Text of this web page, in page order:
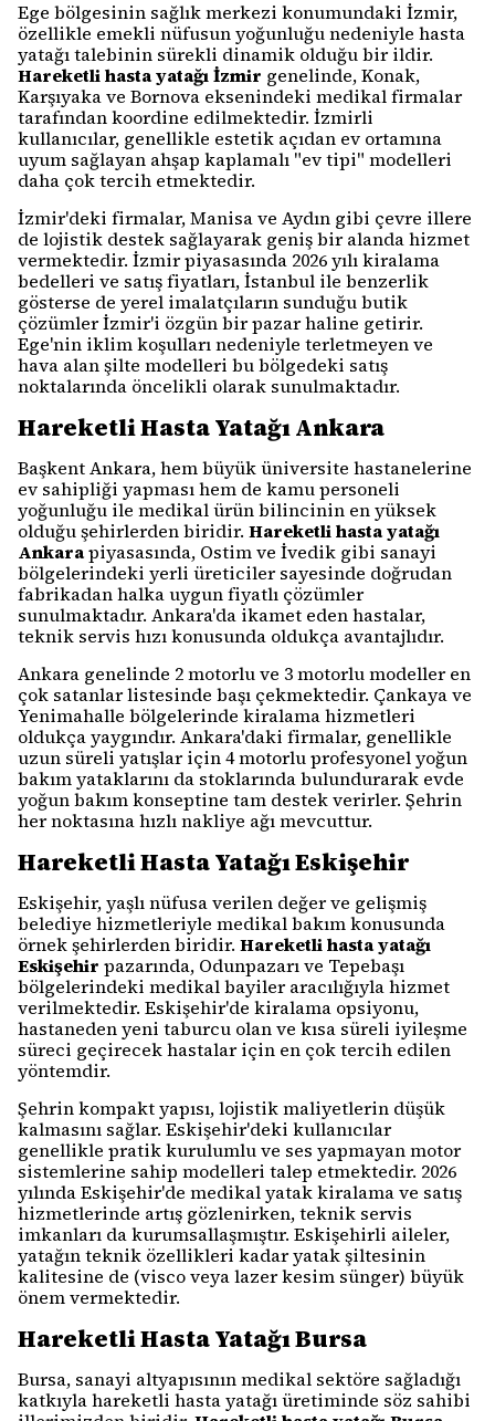
Ege bölgesinin sağlık merkezi konumundaki İzmir,
özellikle emekli nüfusun yoğunluğu nedeniyle hasta
yatağı talebinin sürekli dinamik olduğu bir ildir.
Hareketli hasta yatağı İzmir genelinde, Konak,
Karşıyaka ve Bornova eksenindeki medikal firmalar
tarafından koordine edilmektedir. İzmirli
kullanıcılar, genellikle estetik açıdan ev ortamına
uyum sağlayan ahşap kaplamalı "ev tipi" modelleri
daha çok tercih etmektedir.
İzmir'deki firmalar, Manisa ve Aydın gibi çevre illere
de lojistik destek sağlayarak geniş bir alanda hizmet
vermektedir. İzmir piyasasında 2026 yılı kiralama
bedelleri ve satış fiyatları, İstanbul ile benzerlik
gösterse de yerel imalatçıların sunduğu butik
çözümler İzmir'i özgün bir pazar haline getirir.
Ege'nin iklim koşulları nedeniyle terletmeyen ve
hava alan şilte modelleri bu bölgedeki satış
noktalarında öncelikli olarak sunulmaktadır.
Hareketli Hasta Yatağı Ankara
Başkent Ankara, hem büyük üniversite hastanelerine
ev sahipliği yapması hem de kamu personeli
yoğunluğu ile medikal ürün bilincinin en yüksek
olduğu şehirlerden biridir. Hareketli hasta yatağı
Ankarapiyasasında, Ostim ve İvedik gibi sanayi
bölgelerindeki yerli üreticiler sayesinde doğrudan
fabrikadan halka uygun fiyatlı çözümler
sunulmaktadır. Ankara'da ikamet eden hastalar,
teknik servis hızı konusunda oldukça avantajlıdır.
Ankara genelinde 2 motorlu ve 3 motorlu modeller en
çok satanlar listesinde başı çekmektedir. Çankaya ve
Yenimahalle bölgelerinde kiralama hizmetleri
oldukça yaygındır. Ankara'daki firmalar, genellikle
uzun süreli yatışlar için 4 motorlu profesyonel yoğun
bakım yataklarını da stoklarında bulundurarak evde
yoğun bakım konseptine tam destek verirler. Şehrin
her noktasına hızlı nakliye ağı mevcuttur.
Hareketli Hasta Yatağı Eskişehir
Eskişehir, yaşlı nüfusa verilen değer ve gelişmiş
belediye hizmetleriyle medikal bakım konusunda
örnek şehirlerden biridir. Hareketli hasta yatağı
Eskişehir pazarında, Odunpazarı ve Tepebaşı
bölgelerindeki medikal bayiler aracılığıyla hizmet
verilmektedir. Eskişehir'de kiralama opsiyonu,
hastaneden yeni taburcu olan ve kısa süreli iyileşme
süreci geçirecek hastalar için en çok tercih edilen
yöntemdir.
Şehrin kompakt yapısı, lojistik maliyetlerin düşük
kalmasını sağlar. Eskişehir'deki kullanıcılar
genellikle pratik kurulumlu ve ses yapmayan motor
sistemlerine sahip modelleri talep etmektedir. 2026
yılında Eskişehir'de medikal yatak kiralama ve satış
hizmetlerinde artış gözlenirken, teknik servis
imkanları da kurumsallaşmıştır. Eskişehirli aileler,
yatağın teknik özellikleri kadar yatak şiltesinin
kalitesine de (visco veya lazer kesim sünger) büyük
önem vermektedir.
Hareketli Hasta Yatağı Bursa
Bursa, sanayi altyapısının medikal sektöre sağladığı
katkıyla hareketli hasta yatağı üretiminde söz sahibi